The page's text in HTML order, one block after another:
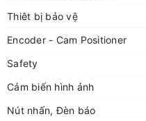
Thiêt bị bảo vệ
Encoder - Cam Positioner
Safety
Cảm biến hình ảnh
Nút nhấn, Đèn báo